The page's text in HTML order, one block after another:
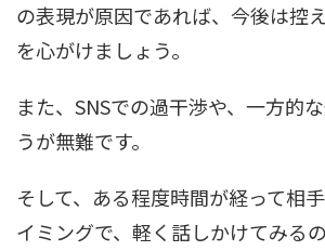
の表現が原因であれば、今後は控
を心がけましょう。
また、SNSでの過干渉や、一方的
うが無難です。
そして、ある程度時間が経って相
イミングで、軽く話しかけてみる